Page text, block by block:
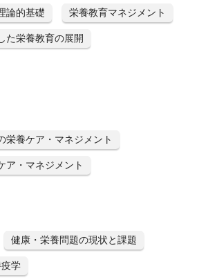
論的基礎 栄養教育マネジメント
た栄養教育の展開
栄養ケア・マネジメント
ア・マネジメント
健康・栄養問題の現状と課題
学